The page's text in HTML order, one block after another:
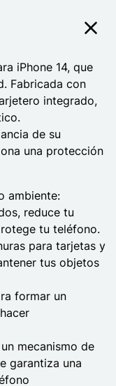
iPhone 14, que
Fabricada con
integrado,
de su
una protección
ambiente:
reduce tu
tu teléfono.
para tarjetas y
tus objetos
formar un
mecanismo de
garantiza una